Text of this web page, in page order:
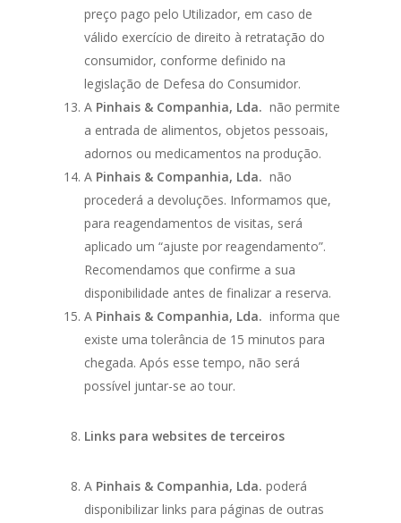
preço pago pelo Utilizador, em caso de
válido exercício de direito à retratação do
consumidor, conforme definido na
legislação de Defesa do Consumidor.
A Pinhais & Companhia, Lda. não permite
a entrada de alimentos, objetos pessoais,
adornos ou medicamentos na produção.
A Pinhais & Companhia, Lda. não
procederá a devoluções. Informamos que,
para reagendamentos de visitas, será
aplicado um “ajuste por reagendamento”.
Recomendamos que confirme a sua
disponibilidade antes de finalizar a reserva.
A Pinhais & Companhia, Lda. informa que
existe uma tolerância de 15 minutos para
chegada. Após esse tempo, não será
possível juntar-se ao tour.
Links para websites de terceiros
A Pinhais & Companhia, Lda. poderá
disponibilizar links para páginas de outras